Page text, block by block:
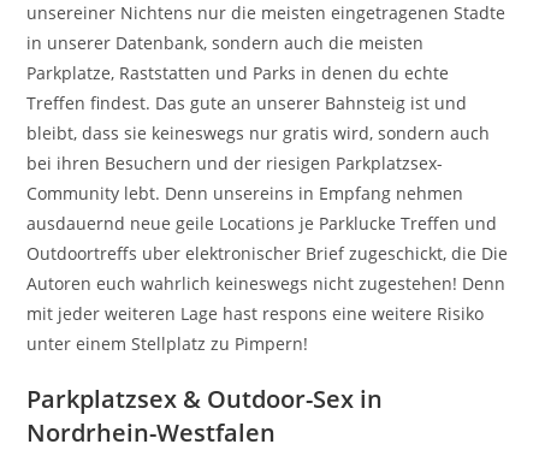
unsereiner Nichtens nur die meisten eingetragenen Stadte
in unserer Datenbank, sondern auch die meisten
Parkplatze, Raststatten und Parks in denen du echte
Treffen findest. Das gute an unserer Bahnsteig ist und
bleibt, dass sie keineswegs nur gratis wird, sondern auch
bei ihren Besuchern und der riesigen Parkplatzsex-
Community lebt. Denn unsereins in Empfang nehmen
ausdauernd neue geile Locations je Parklucke Treffen und
Outdoortreffs uber elektronischer Brief zugeschickt, die Die
Autoren euch wahrlich keineswegs nicht zugestehen! Denn
mit jeder weiteren Lage hast respons eine weitere Risiko
unter einem Stellplatz zu Pimpern!
Parkplatzsex & Outdoor-Sex in
Nordrhein-Westfalen